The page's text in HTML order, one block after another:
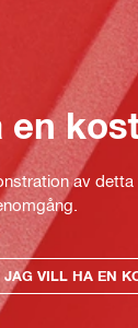
en
av
JAG VILL HA EN